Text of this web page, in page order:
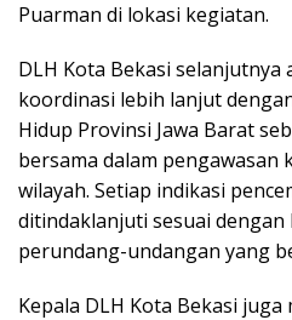
Puarman di lokasi kegiatan.
DLH Kota Bekasi selanjutnya
koordinasi lebih lanjut
Hidup Provinsi Jawa Barat
bersama dalam pengawasan
wilayah. Setiap indikasi
ditindaklanjuti sesuai
perundang-undangan yang
Kepala DLH Kota Bekasi